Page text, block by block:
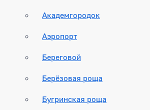
Академгородок
Аэропорт
Береговой
Берёзовая роща
Бугринская роща